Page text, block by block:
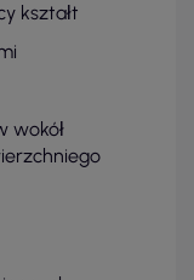
kształt
wokół